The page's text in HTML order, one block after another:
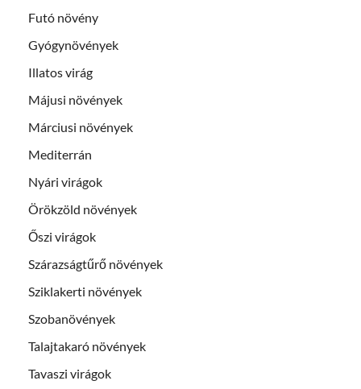
Futó növény
Gyógynövények
Illatos virág
Májusi növények
Márciusi növények
Mediterrán
Nyári virágok
Örökzöld növények
Őszi virágok
Szárazságtűrő növények
Sziklakerti növények
Szobanövények
Talajtakaró növények
Tavaszi virágok